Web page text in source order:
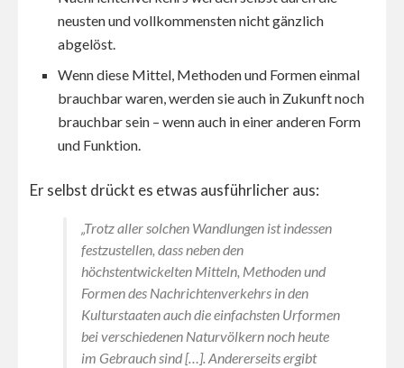
neusten und vollkommensten nicht gänzlich
abgelöst.
Wenn diese Mittel, Methoden und Formen einmal
brauchbar waren, werden sie auch in Zukunft noch
brauchbar sein – wenn auch in einer anderen Form
und Funktion.
Er selbst drückt es etwas ausführlicher aus:
„Trotz aller solchen Wandlungen ist indessen
festzustellen, dass neben den
höchstentwickelten Mitteln, Methoden und
Formen des Nachrichtenverkehrs in den
Kulturstaaten auch die einfachsten Urformen
bei verschiedenen Naturvölkern noch heute
im Gebrauch sind […]. Andererseits ergibt